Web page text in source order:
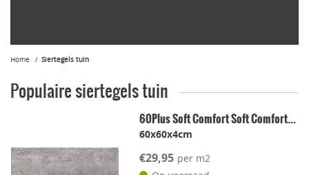
Home Siertegels tuin
Populaire siertegels tuin
60Plus Soft Comfort Soft Comfort...
60x60x4cm
€29,95 per m2